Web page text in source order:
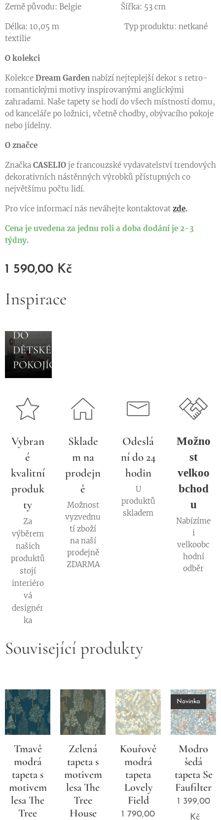
Země původu: Belgie Šířka: 53 cm
Délka: 10,05 m Typ produktu: netkané
textilie
O kolekci
Kolekce Dream Garden nabízí nejteplejší dekor s retro-
romantickými motivy inspirovanými anglickými
zahradami. Naše tapety se hodí do všech místností domu,
od kanceláře po ložnici, včetně chodby, obývacího pokoje
nebo jídelny.
O značce
Značka CASELIO je francouzské vydavatelství trendových
dekorativních nástěnných výrobků přístupných co
největšímu počtu lidí.
Pro více informací nás neváhejte kontaktovat zde.
Cena je uvedena za jednu roli a doba dodání je 2-3
týdny.
1 590,00 Kč
Inspirace
28.11.2022
NA
DO
DĚTSKÉHO
POKOJÍČKU
Vybran
é
kvalitní
produk
ty
Za
výběrem
našich
produktů
stojí
interiéro
vá
designér
ka
Sklade
m na
prodejn
ě
Možnost
vyzvednu
tí zboží
na naší
prodejně
ZDARMA
Odeslá
ní do 24
hodin
U
produktů
skladem
Možno
st
velkoo
bchod
u
Nabízíme
i
velkoobc
hodní
odběr
Související produkty
Tmavě
modrá
tapeta s
motivem
lesa The
Tree
Zelená
tapeta s
motivem
lesa The
Tree
House
Kouřově
modrá
tapeta
Lovely
Field
1 790,00
Modro
šedá
tapeta Se
Faufilter
Novinka
1 399,00
Kč